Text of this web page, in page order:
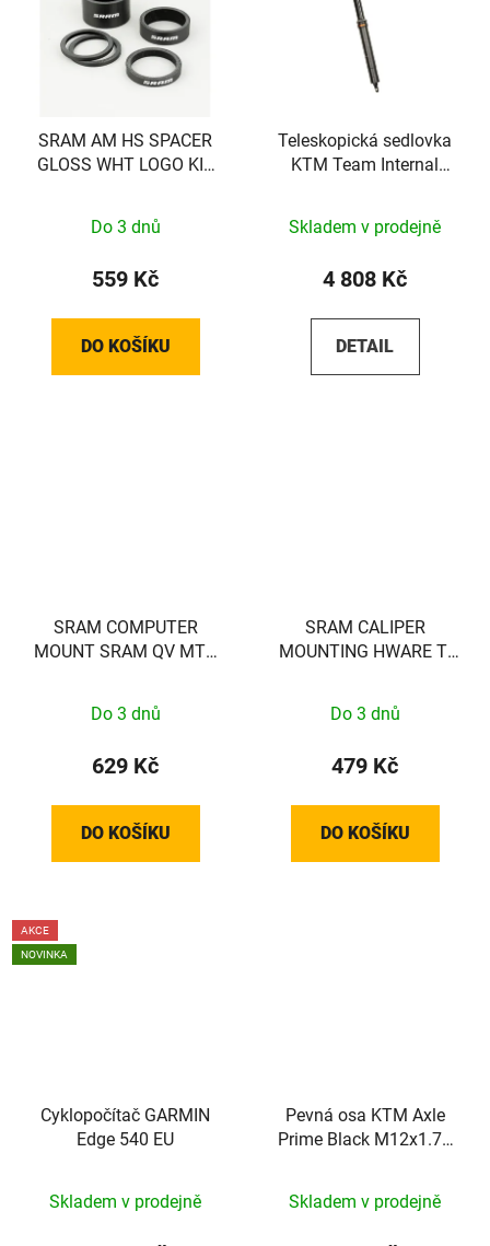
SRAM AM HS SPACER
GLOSS WHT LOGO KIT
Do 3 dnů
559 Kč
DO KOŠÍKU
Teleskopická sedlovka
KTM Team Internal
Skladem v prodejně
4 808 Kč
DETAIL
SRAM COMPUTER
MOUNT SRAM QV MTB
Do 3 dnů
629 Kč
DO KOŠÍKU
SRAM CALIPER
MOUNTING HWARE TI
Do 3 dnů
479 Kč
DO KOŠÍKU
AKCE
NOVINKA
Cyklopočítač GARMIN
Edge 540 EU
Skladem v prodejně
Pevná osa KTM Axle
Prime Black M12x1.75
Skladem v prodejně